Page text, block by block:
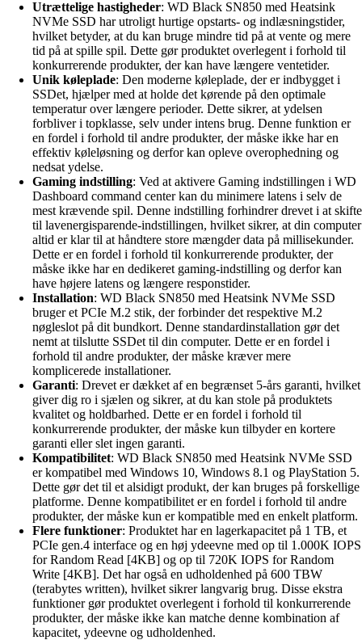
Utrættelige hastigheder: WD Black SN850 med Heatsink
NVMe SSD har utroligt hurtige opstarts- og indlæsningstider,
hvilket betyder, at du kan bruge mindre tid på at vente og mere
tid på at spille spil. Dette gør produktet overlegent i forhold til
konkurrerende produkter, der kan have længere ventetider.
Unik køleplade: Den moderne køleplade, der er indbygget i
SSDet, hjælper med at holde det kørende på den optimale
temperatur over længere perioder. Dette sikrer, at ydelsen
forbliver i topklasse, selv under intens brug. Denne funktion er
en fordel i forhold til andre produkter, der måske ikke har en
effektiv køleløsning og derfor kan opleve overophedning og
nedsat ydelse.
Gaming indstilling: Ved at aktivere Gaming indstillingen i WD
Dashboard command center kan du minimere latens i selv de
mest krævende spil. Denne indstilling forhindrer drevet i at skifte
til lavenergisparende-indstillingen, hvilket sikrer, at din computer
altid er klar til at håndtere store mængder data på millisekunder.
Dette er en fordel i forhold til konkurrerende produkter, der
måske ikke har en dedikeret gaming-indstilling og derfor kan
have højere latens og længere responstider.
Installation: WD Black SN850 med Heatsink NVMe SSD
bruger et PCIe M.2 stik, der forbinder det respektive M.2
nøgleslot på dit bundkort. Denne standardinstallation gør det
nemt at tilslutte SSDet til din computer. Dette er en fordel i
forhold til andre produkter, der måske kræver mere
komplicerede installationer.
Garanti: Drevet er dækket af en begrænset 5-års garanti, hvilket
giver dig ro i sjælen og sikrer, at du kan stole på produktets
kvalitet og holdbarhed. Dette er en fordel i forhold til
konkurrerende produkter, der måske kun tilbyder en kortere
garanti eller slet ingen garanti.
Kompatibilitet: WD Black SN850 med Heatsink NVMe SSD
er kompatibel med Windows 10, Windows 8.1 og PlayStation 5.
Dette gør det til et alsidigt produkt, der kan bruges på forskellige
platforme. Denne kompatibilitet er en fordel i forhold til andre
produkter, der måske kun er kompatible med en enkelt platform.
Flere funktioner: Produktet har en lagerkapacitet på 1 TB, et
PCIe gen.4 interface og en høj ydeevne med op til 1.000K IOPS
for Random Read [4KB] og op til 720K IOPS for Random
Write [4KB]. Det har også en udholdenhed på 600 TBW
(terabytes written), hvilket sikrer langvarig brug. Disse ekstra
funktioner gør produktet overlegent i forhold til konkurrerende
produkter, der måske ikke kan matche denne kombination af
kapacitet, ydeevne og udholdenhed.